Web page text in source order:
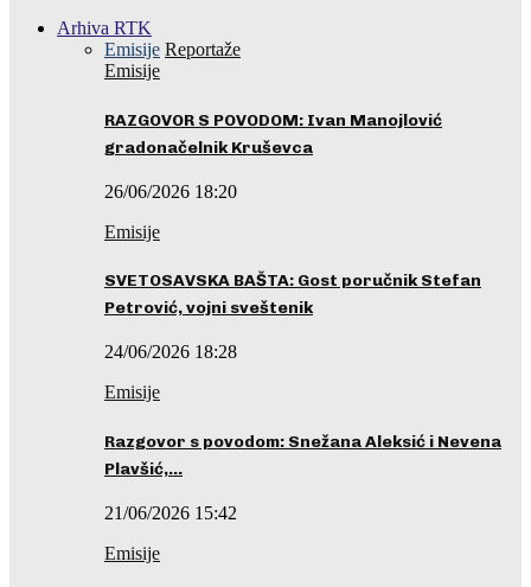
Arhiva RTK
Emisije Reportaže
Emisije
RAZGOVOR S POVODOM: Ivan Manojlović
gradonačelnik Kruševca
26/06/2026 18:20
Emisije
SVETOSAVSKA BAŠTA: Gost poručnik Stefan
Petrović, vojni sveštenik
24/06/2026 18:28
Emisije
Razgovor s povodom: Snežana Aleksić i Nevena
Plavšić,…
21/06/2026 15:42
Emisije